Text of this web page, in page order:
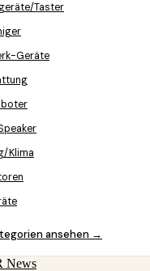
Taster
Geräte
Klima
ansehen →
News